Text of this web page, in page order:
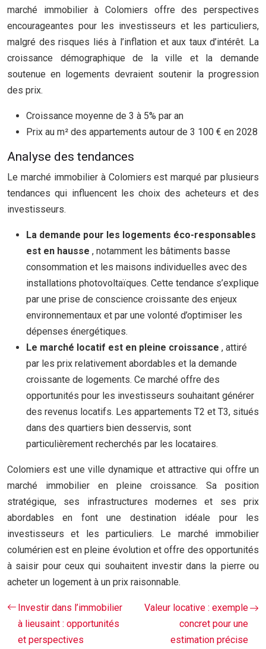
marché immobilier à Colomiers offre des perspectives
encourageantes pour les investisseurs et les particuliers,
malgré des risques liés à l’inflation et aux taux d’intérêt. La
croissance démographique de la ville et la demande
soutenue en logements devraient soutenir la progression
des prix.
Croissance moyenne de 3 à 5% par an
Prix au m² des appartements autour de 3 100 € en 2028
Analyse des tendances
Le marché immobilier à Colomiers est marqué par plusieurs
tendances qui influencent les choix des acheteurs et des
investisseurs.
La demande pour les logements éco-responsables
est en hausse , notamment les bâtiments basse
consommation et les maisons individuelles avec des
installations photovoltaïques. Cette tendance s’explique
par une prise de conscience croissante des enjeux
environnementaux et par une volonté d’optimiser les
dépenses énergétiques.
Le marché locatif est en pleine croissance , attiré
par les prix relativement abordables et la demande
croissante de logements. Ce marché offre des
opportunités pour les investisseurs souhaitant générer
des revenus locatifs. Les appartements T2 et T3, situés
dans des quartiers bien desservis, sont
particulièrement recherchés par les locataires.
Colomiers est une ville dynamique et attractive qui offre un
marché immobilier en pleine croissance. Sa position
stratégique, ses infrastructures modernes et ses prix
abordables en font une destination idéale pour les
investisseurs et les particuliers. Le marché immobilier
columérien est en pleine évolution et offre des opportunités
à saisir pour ceux qui souhaitent investir dans la pierre ou
acheter un logement à un prix raisonnable.
Investir dans l’immobilier
à lieusaint : opportunités
et perspectives
Valeur locative : exemple
concret pour une
estimation précise